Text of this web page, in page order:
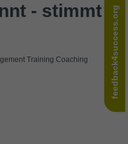
feedback4success.org
- stimmt
Training Coaching